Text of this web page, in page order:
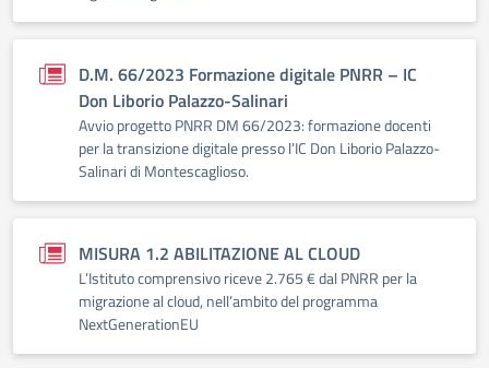
D.M. 66/2023 Formazione digitale PNRR – IC
Don Liborio Palazzo-Salinari
Avvio progetto PNRR DM 66/2023: formazione docenti
per la transizione digitale presso l’IC Don Liborio Palazzo-
Salinari di Montescaglioso.
MISURA 1.2 ABILITAZIONE AL CLOUD
L’Istituto comprensivo riceve 2.765 € dal PNRR per la
migrazione al cloud, nell’ambito del programma
NextGenerationEU